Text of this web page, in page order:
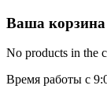
Ваша корзина
No products in the
Время работы с